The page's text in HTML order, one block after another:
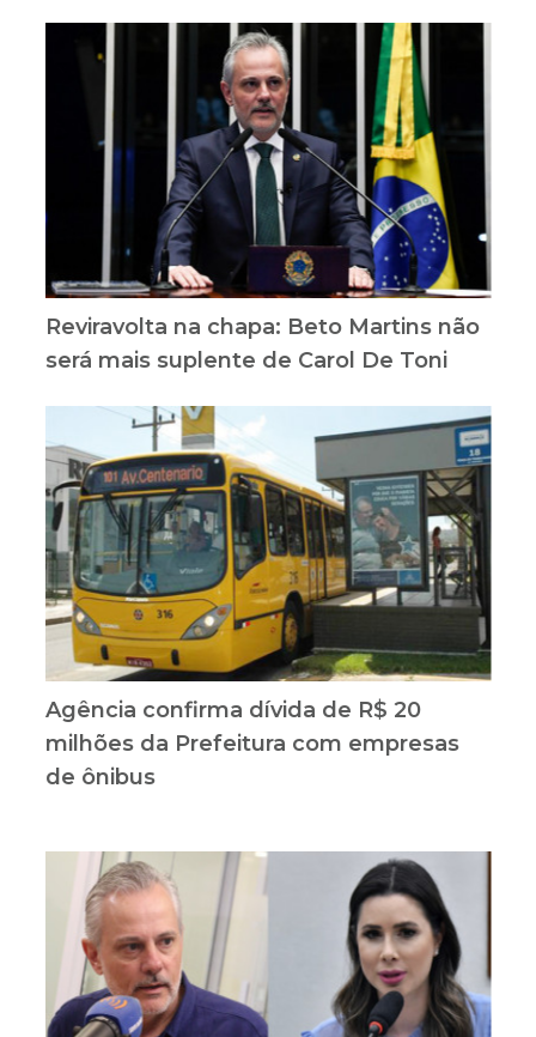
Reviravolta na chapa: Beto Martins não
será mais suplente de Carol De Toni
Agência confirma dívida de R$ 20
milhões da Prefeitura com empresas
de ônibus